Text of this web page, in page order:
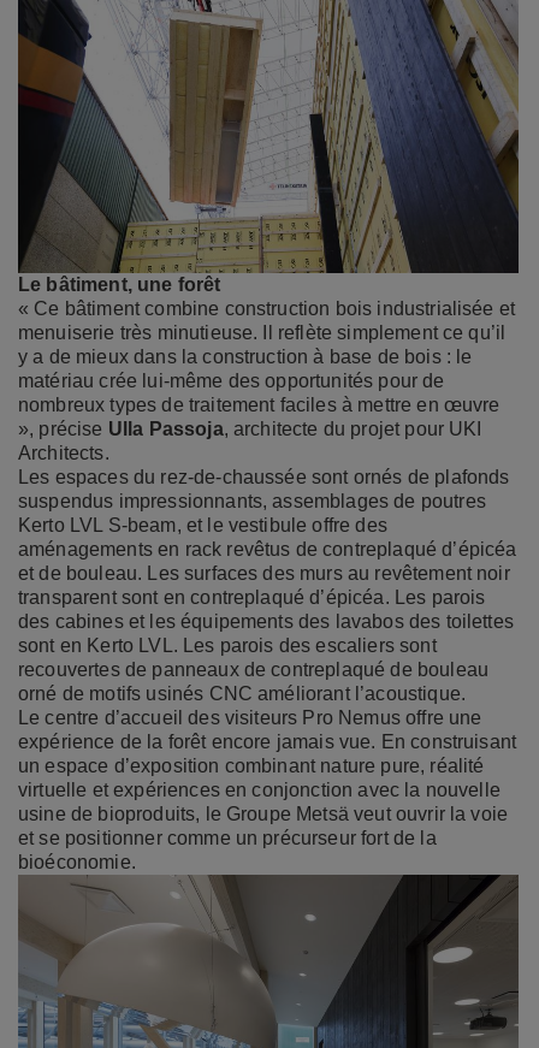
Le bâtiment, une forêt
« Ce bâtiment combine construction bois industrialisée et
menuiserie très minutieuse. Il reflète simplement ce qu’il
y a de mieux dans la construction à base de bois : le
matériau crée lui-même des opportunités pour de
nombreux types de traitement faciles à mettre en œuvre
», précise Ulla Passoja, architecte du projet pour UKI
Architects.
Les espaces du rez-de-chaussée sont ornés de plafonds
suspendus impressionnants, assemblages de poutres
Kerto LVL S-beam, et le vestibule offre des
aménagements en rack revêtus de contreplaqué d’épicéa
et de bouleau. Les surfaces des murs au revêtement noir
transparent sont en contreplaqué d’épicéa. Les parois
des cabines et les équipements des lavabos des toilettes
sont en Kerto LVL. Les parois des escaliers sont
recouvertes de panneaux de contreplaqué de bouleau
orné de motifs usinés CNC améliorant l’acoustique.
Le centre d’accueil des visiteurs Pro Nemus offre une
expérience de la forêt encore jamais vue. En construisant
un espace d’exposition combinant nature pure, réalité
virtuelle et expériences en conjonction avec la nouvelle
usine de bioproduits, le Groupe Metsä veut ouvrir la voie
et se positionner comme un précurseur fort de la
bioéconomie.